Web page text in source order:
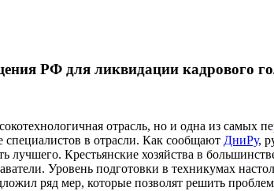
РФ для ликвидации кадрового
отрасль, но и одна из
специалистов в отрасли. Как сообщают ДниРу,
лучшего. Крестьянские хозяйства в
Уровень подготовки в техникумах
ряд мер, которые позволят решить